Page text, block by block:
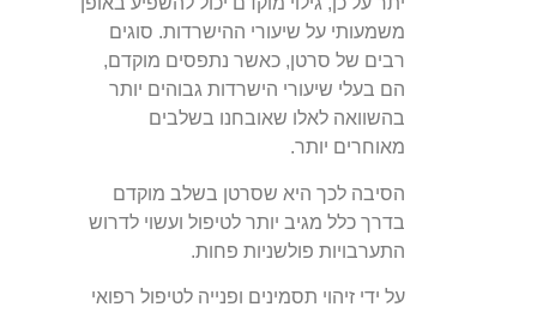
משמעותי על שיעורי ההישרדות. סוגים
רבים של סרטן, כאשר נתפסים מוקדם,
הם בעלי שיעורי הישרדות גבוהים יותר
בהשוואה לאלו שאובחנו בשלבים
מאוחרים יותר.
הסיבה לכך היא שסרטן בשלב מוקדם
בדרך כלל מגיב יותר לטיפול ועשוי לדרוש
התערבויות פולשניות פחות.
על ידי זיהוי תסמינים ופנייה לטיפול רפואי